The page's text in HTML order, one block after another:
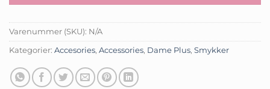
Varenummer (SKU): N/A
Kategorier: Accesories, Accessories, Dame Plus, Smykker